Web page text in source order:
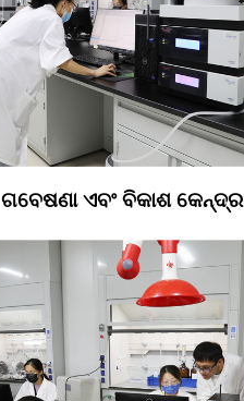
ଗବେଷଣା ଏବଂ ବିକାଶ କେନ୍ଦ୍ର